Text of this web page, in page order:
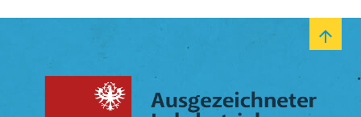
arrow_upward